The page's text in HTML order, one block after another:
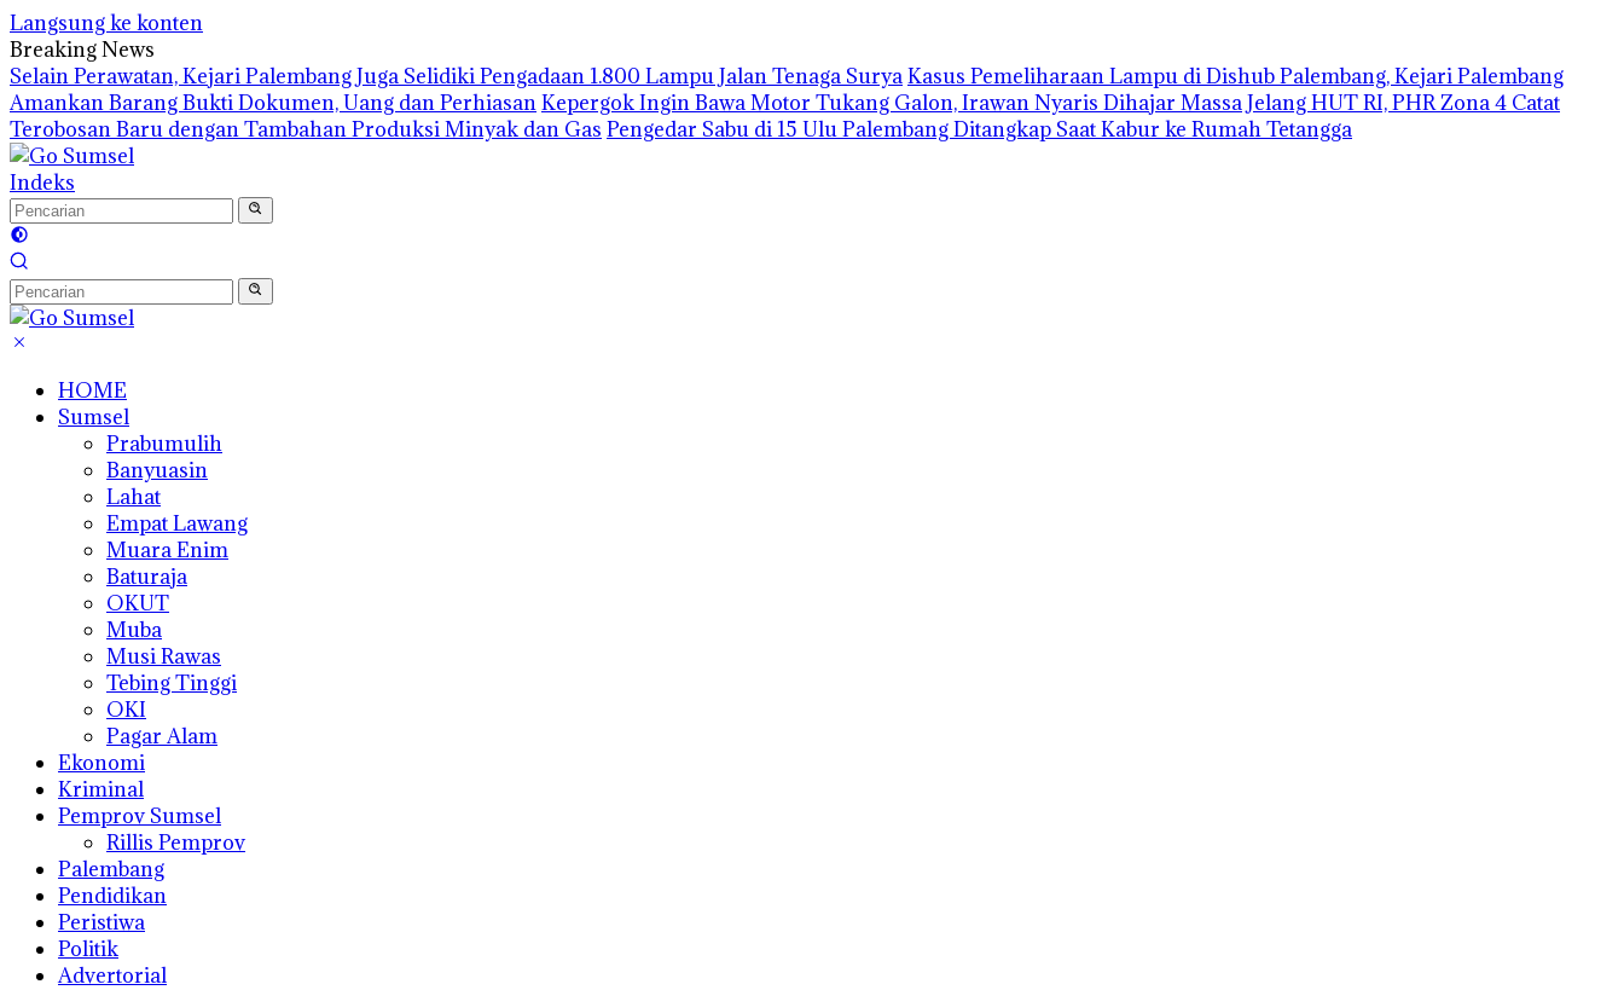
Langsung ke konten
Breaking News
Selain Perawatan, Kejari Palembang Juga Selidiki Pengadaan 1.800 Lampu Jalan Tenaga SuryaKasus Pemeliharaan Lampu di Dishub Palembang, Kejari Palembang
Amankan Barang Bukti Dokumen, Uang dan PerhiasanKepergok Ingin Bawa Motor Tukang Galon, Irawan Nyaris Dihajar MassaJelang HUT RI, PHR Zona 4 Catat
Terobosan Baru dengan Tambahan Produksi Minyak dan Gas Pengedar Sabu di 15 Ulu Palembang Ditangkap Saat Kabur ke Rumah Tetangga
Indeks
HOME
Sumsel
Prabumulih
Banyuasin
Lahat
Empat Lawang
Muara Enim
Baturaja
OKUT
Muba
Musi Rawas
Tebing Tinggi
OKI
Pagar Alam
Ekonomi
Kriminal
Pemprov Sumsel
Rillis Pemprov
Palembang
Pendidikan
Peristiwa
Politik
Advertorial